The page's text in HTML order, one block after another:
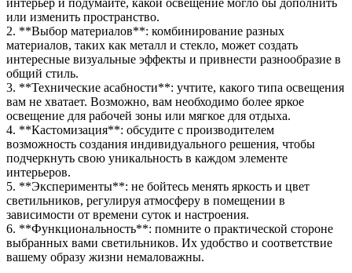
или изменить пространство.
2. **Выбор материалов**: комбинирование разных
материалов, таких как металл и стекло, может создать
интересные визуальные эффекты и привнести разнообразие в
общий стиль.
3. **Технические асабности**: учтите, какого типа освещения
вам не хватает. Возможно, вам необходимо более яркое
освещение для рабочей зоны или мягкое для отдыха.
4. **Кастомизация**: обсудите с производителем
возможность создания индивидуального решения, чтобы
подчеркнуть свою уникальность в каждом элементе
интерьеров.
5. **Эксперименты**: не бойтесь менять яркость и цвет
светильников, регулируя атмосферу в помещении в
зависимости от времени суток и настроения.
6. **Функциональность**: помните о практической стороне
выбранных вами светильников. Их удобство и соответствие
вашему образу жизни немаловажны.